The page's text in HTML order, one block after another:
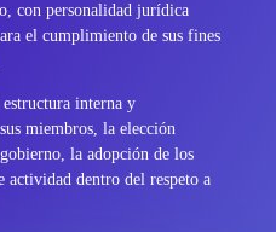
con personalidad jurídica
el cumplimiento de sus fines
estructura interna y
miembros, la elección
la adopción de los
actividad dentro del respeto a